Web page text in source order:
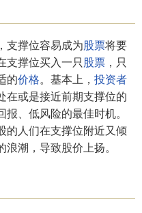
撑位容易成为股票将要
支撑位买入一只 股票 ，只
的价格。基本上， 投资者
在或是接近前期支撑位的
、低风险的最佳时机。
的人们在支撑位附近又倾
浪潮，导致股价上扬。